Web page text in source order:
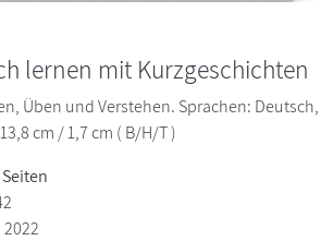
lernen mit Kurzgeschichten
Üben und Verstehen. Sprachen: Deutsch,
cm / 1,7 cm ( B/H/T )